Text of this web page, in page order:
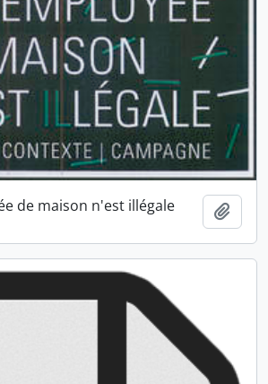
de maison n'est illégale